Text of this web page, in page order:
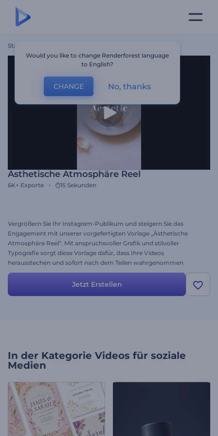
Startseite
Ästhetische Atmosphäre Reel
6K+ Exporte 15 Sekunden
Vergrößern Sie Ihr Instagram-Publikum und steigern Sie das
Engagement mit unserer vorgefertigten Vorlage „Ästhetische
Atmosphäre Reel“. Mit anspruchsvoller Grafik und stilvoller
Typografie sorgt diese Vorlage dafür, dass Ihre Videos
herausstechen und sofort nach dem Teilen wahrgenommen
werden. Passen Sie die Vorlage mit Ihren Videos und Bildern an,
fügen Sie einprägsame Texte hinzu und sorgen Sie mit einer
Hintergrundmusik für die richtige Stimmung. Beginnen Sie jetzt
Jetzt Erstellen
In der Kategorie Videos für soziale
Medien
Would you like to change Renderforest language
to English?
CHANGE No, thanks